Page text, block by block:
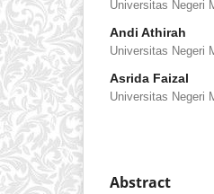
Universitas Negeri
Andi Athirah
Universitas Negeri
Asrida Faizal
Universitas Negeri
Abstract